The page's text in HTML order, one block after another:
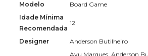
Modelo
Board Game
Idade Mínima
Recomendada
12
Designer Anderson Butilheiro
Ayu Marques, Anderson